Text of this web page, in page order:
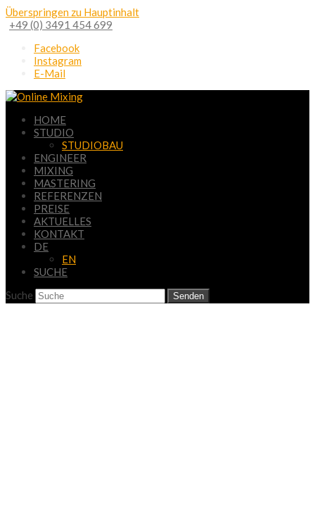
Überspringen zu Hauptinhalt
+49 (0) 3491 454 699
Facebook
Instagram
E-Mail
HOME
STUDIO
STUDIOBAU
ENGINEER
MIXING
MASTERING
REFERENZEN
PREISE
AKTUELLES
KONTAKT
DE
EN
SUCHE
Suche
Senden